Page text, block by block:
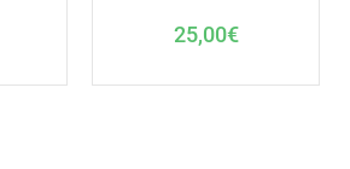
25,00€